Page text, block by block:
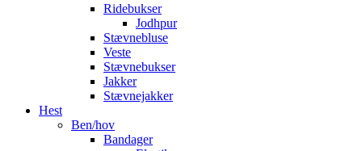
Ridebukser
Jodhpur
Stævnebluse
Veste
Stævnebukser
Jakker
Stævnejakker
Hest
Ben/hov
Bandager